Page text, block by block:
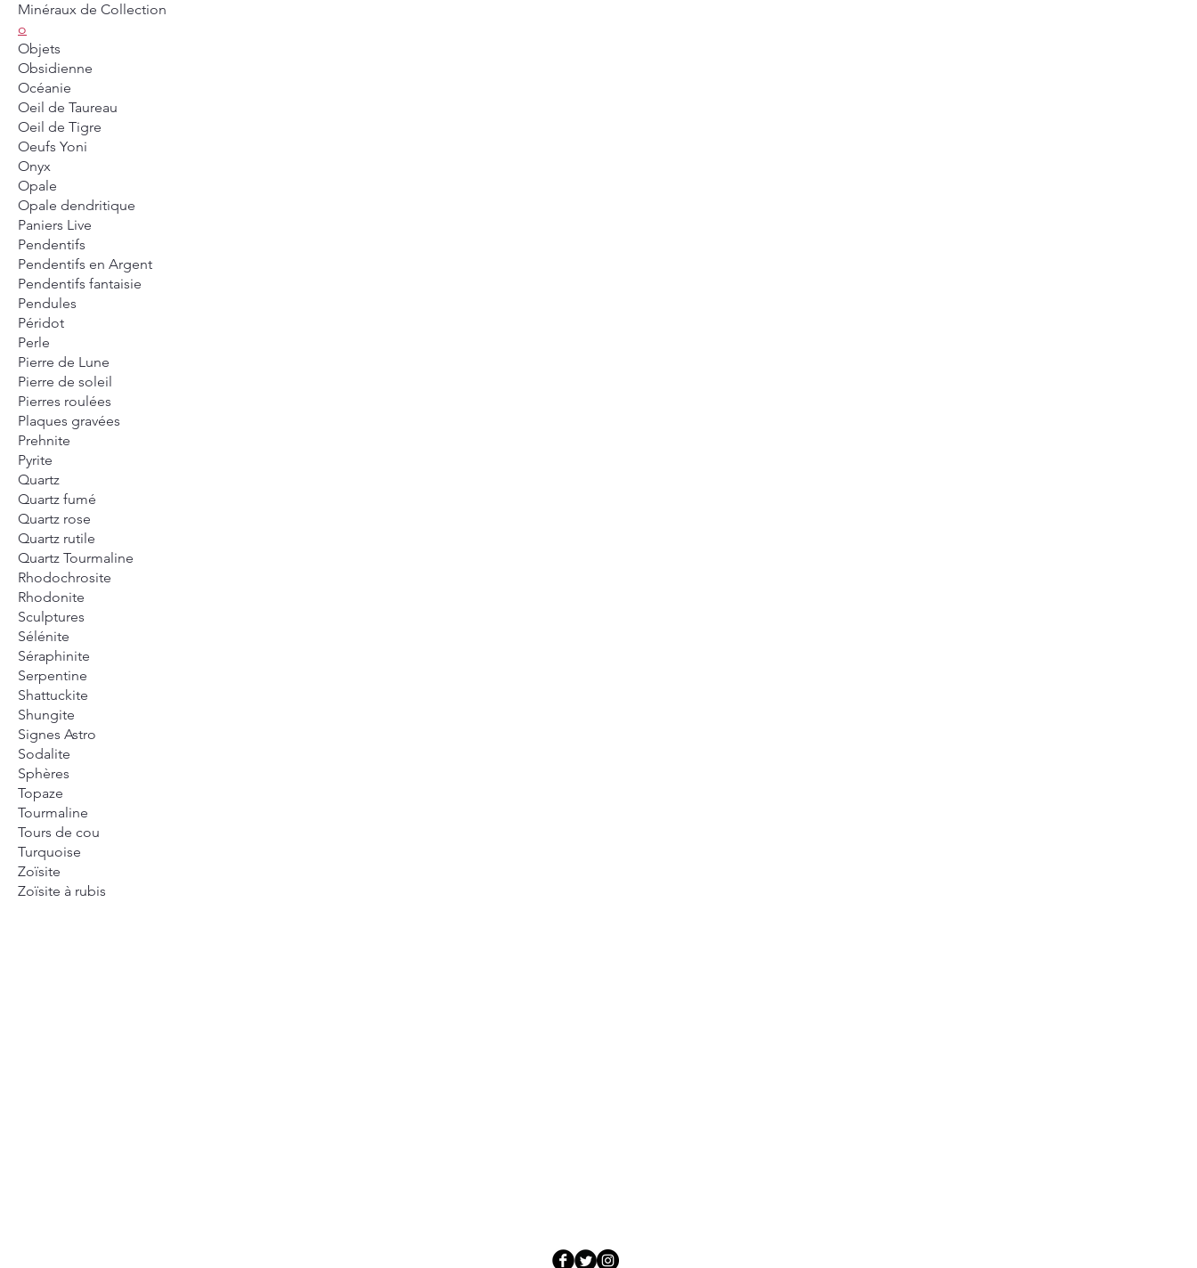
Minéraux de Collection
o
Objets
Obsidienne
Océanie
Oeil de Taureau
Oeil de Tigre
Oeufs Yoni
Onyx
Opale
Opale dendritique
Paniers Live
Pendentifs
Pendentifs en Argent
Pendentifs fantaisie
Pendules
Péridot
Perle
Pierre de Lune
Pierre de soleil
Pierres roulées
Plaques gravées
Prehnite
Pyrite
Quartz
Quartz fumé
Quartz rose
Quartz rutile
Quartz Tourmaline
Rhodochrosite
Rhodonite
Sculptures
Sélénite
Séraphinite
Serpentine
Shattuckite
Shungite
Signes Astro
Sodalite
Sphères
Topaze
Tourmaline
Tours de cou
Turquoise
Zoïsite
Zoïsite à rubis